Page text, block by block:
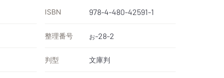
ISBN 978-4-480-42591-1
整理番号 お-28-2
判型 文庫判